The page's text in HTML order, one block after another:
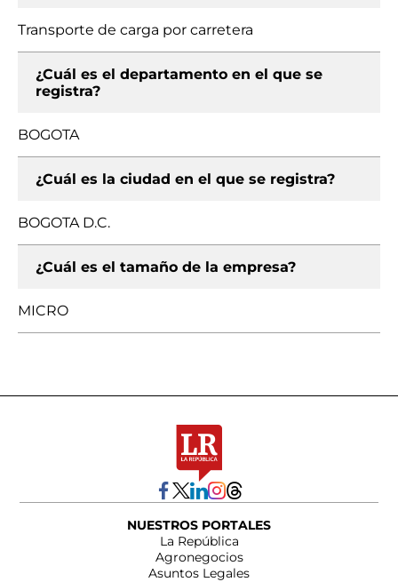
Transporte de carga por carretera
¿Cuál es el departamento en el que se
registra?
BOGOTA
¿Cuál es la ciudad en el que se registra?
BOGOTA D.C.
¿Cuál es el tamaño de la empresa?
MICRO
NUESTROS PORTALES
La República
Agronegocios
Asuntos Legales